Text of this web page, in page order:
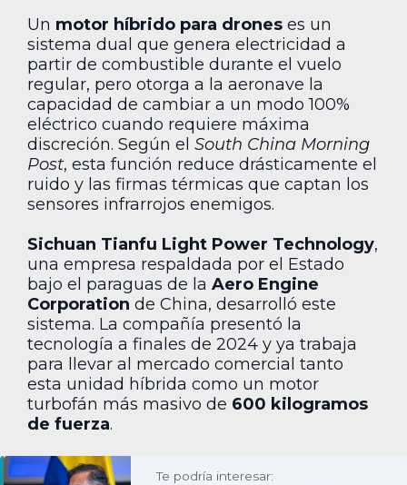
Un motor híbrido para drones es un
sistema dual que genera electricidad a
partir de combustible durante el vuelo
regular, pero otorga a la aeronave la
capacidad de cambiar a un modo 100%
eléctrico cuando requiere máxima
discreción. Según el South China Morning
Post, esta función reduce drásticamente el
ruido y las firmas térmicas que captan los
sensores infrarrojos enemigos.
Sichuan Tianfu Light Power Technology,
una empresa respaldada por el Estado
bajo el paraguas de la Aero Engine
Corporation de China, desarrolló este
sistema. La compañía presentó la
tecnología a finales de 2024 y ya trabaja
para llevar al mercado comercial tanto
esta unidad híbrida como un motor
turbofán más masivo de 600 kilogramos
de fuerza.
Te podría interesar: